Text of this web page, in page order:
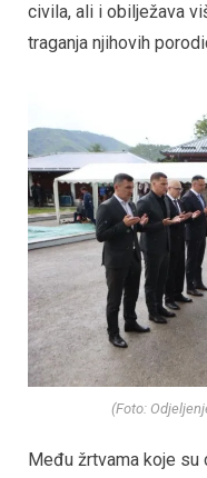
civila, ali i obilježava
traganja njihovih
(Foto:
Među žrtvama koje su